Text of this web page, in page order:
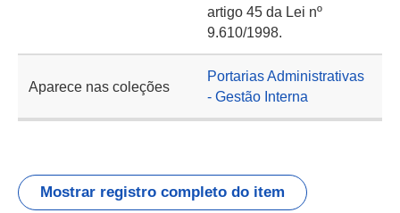
artigo 45 da Lei nº
9.610/1998.
Aparece nas coleções
Portarias Administrativas
- Gestão Interna
Mostrar registro completo do item